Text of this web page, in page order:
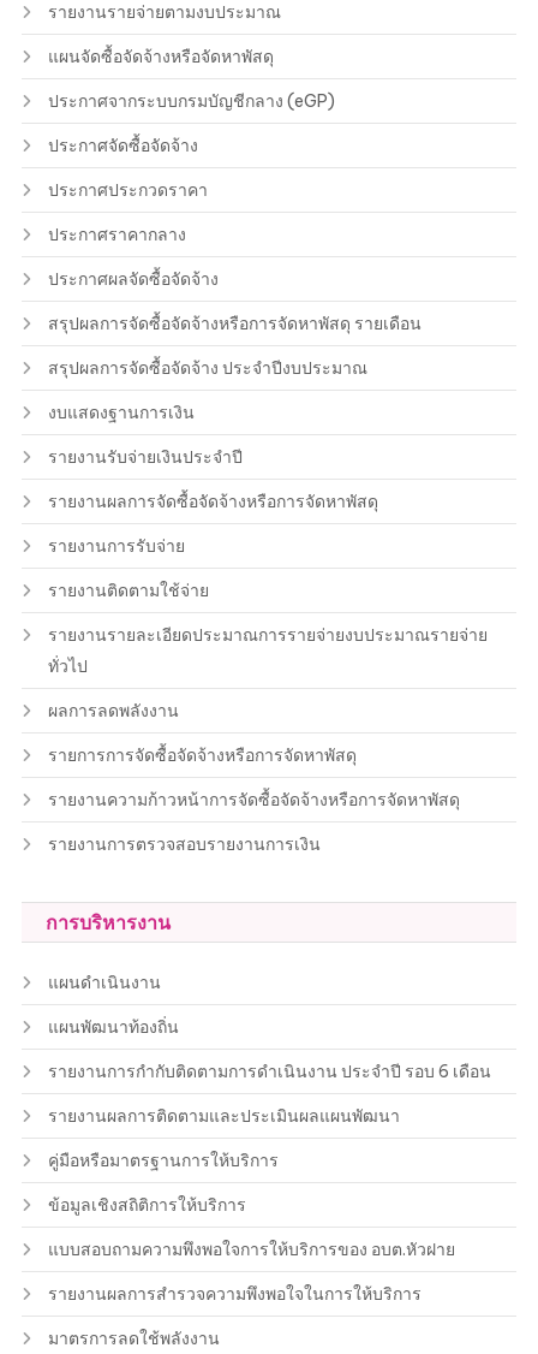
รายงานรายจ่ายตามงบประมาณ
แผนจัดซื้อจัดจ้างหรือจัดหาพัสดุ
ประกาศจากระบบกรมบัญชีกลาง (eGP)
ประกาศจัดซื้อจัดจ้าง
ประกาศประกวดราคา
ประกาศราคากลาง
ประกาศผลจัดซื้อจัดจ้าง
สรุปผลการจัดซื้อจัดจ้างหรือการจัดหาพัสดุ รายเดือน
สรุปผลการจัดซื้อจัดจ้าง ประจำปีงบประมาณ
งบแสดงฐานการเงิน
รายงานรับจ่ายเงินประจำปี
รายงานผลการจัดซื้อจัดจ้างหรือการจัดหาพัสดุ
รายงานการรับจ่าย
รายงานติดตามใช้จ่าย
รายงานรายละเอียดประมาณการรายจ่ายงบประมาณรายจ่าย
ทั่วไป
ผลการลดพลังงาน
รายการการจัดซื้อจัดจ้างหรือการจัดหาพัสดุ
รายงานความก้าวหน้าการจัดซื้อจัดจ้างหรือการจัดหาพัสดุ
รายงานการตรวจสอบรายงานการเงิน
การบริหารงาน
แผนดำเนินงาน
แผนพัฒนาท้องถิ่น
รายงานการกำกับติดตามการดำเนินงาน ประจำปี รอบ 6 เดือน
รายงานผลการติดตามและประเมินผลแผนพัฒนา
คู่มือหรือมาตรฐานการให้บริการ
ข้อมูลเชิงสถิติการให้บริการ
แบบสอบถามความพึงพอใจการให้บริการของ อบต.หัวฝาย
รายงานผลการสำรวจความพึงพอใจในการให้บริการ
มาตรการลดใช้พลังงาน